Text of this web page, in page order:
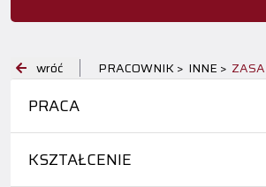
wróć PRACOWNIK > INNE >
PRACA
KSZTAŁCENIE